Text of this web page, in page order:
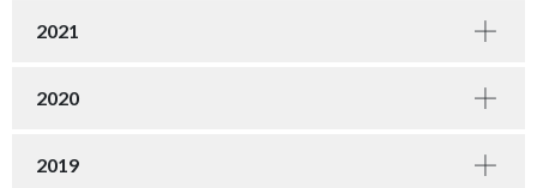
2021
2020
2019